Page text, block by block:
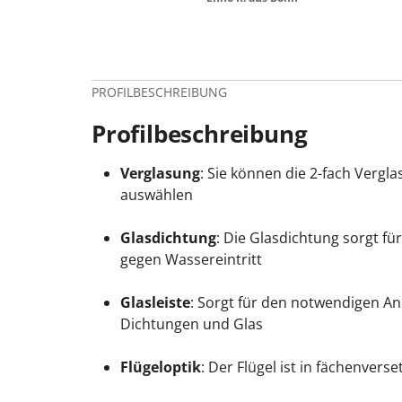
PROFILBESCHREIBUNG
Profilbeschreibung
Verglasung: Sie können die 2-fach
auswählen
Glasdichtung: Die Glasdichtung sorgt
gegen Wassereintritt
Glasleiste: Sorgt für den notwendigen
Dichtungen und Glas
Flügeloptik: Der Flügel ist in